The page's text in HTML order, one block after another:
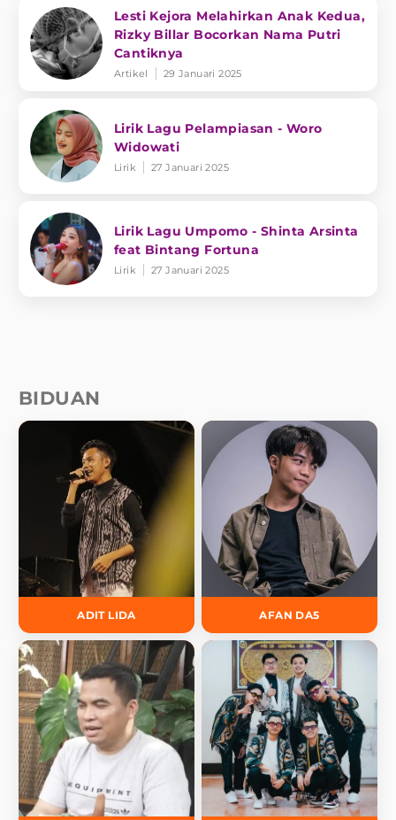
Lesti Kejora Melahirkan Anak Kedua,
Rizky Billar Bocorkan Nama Putri
Cantiknya
Artikel 29 Januari 2025
Lirik Lagu Pelampiasan - Woro
Widowati
Lirik 27 Januari 2025
Lirik Lagu Umpomo - Shinta Arsinta
feat Bintang Fortuna
Lirik 27 Januari 2025
BIDUAN
ADIT LIDA AFAN DA5